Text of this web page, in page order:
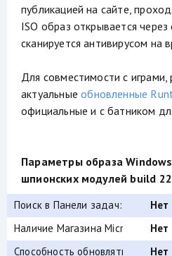
публикацией на сайте,
ISO образ открывается
сканируется антивирусом на
Для совместимости с
актуальныеобновленные
официальные и с батником
Параметры образа
шпионских модулей build
Поиск в Панели задач:
Нет
Наличие Магазина Microsoft Нет
Способность обновляться (поНет